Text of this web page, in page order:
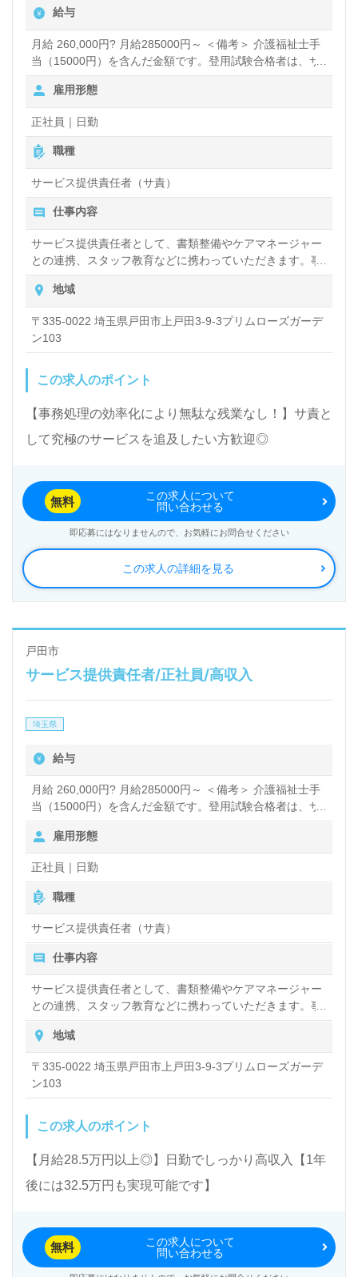
給与
月給 260,000円? 月給285000円～ ＜備考＞ 介護福祉士手
当（15000円）を含んだ金額です。登用試験合格者は、サ
ービス提供責任者（サービスリーダー）としての入社とな
ります。 月給260000円～ ＜備考＞ 介護福祉士手当
（15000円）を含んだ金額です。登用試験の点数が合格に
満たない場合は、常勤ヘルパー（サ責補佐）としてのご案
内となります。
雇用形態
正社員｜日勤
職種
サービス提供責任者（サ責）
仕事内容
サービス提供責任者として、書類整備やケアマネージャー
との連携、スタッフ教育などに携わっていただきます。事
務系の仕事だけではなく、日常的に介護サービスの提供も
行っていただきますので、お客様やご家族とも密にコミュ
ニケーションを取ることが多くなります。 ケアリッツに
は、サービス提供責任者に2つの職位を用意していますの
で、段階を追って、しっかり実力をつけていただく事がで
地域
〒335-0022 埼玉県戸田市上戸田3-9-3プリムローズガーデ
ン103
この求人のポイント
【事務処理の効率化により無駄な残業なし！】サ責と
して究極のサービスを追及したい方歓迎◎
この求人の詳細を見る
無料
この求人について
問い合わせる
即応募にはなりませんので、お気軽にお問合せください
戸田市
サービス提供責任者/正社員/高収入
埼玉県
給与
月給 260,000円? 月給285000円～ ＜備考＞ 介護福祉士手
当（15000円）を含んだ金額です。登用試験合格者は、サ
ービス提供責任者（サービスリーダー）としての入社とな
ります。 月給260000円～ ＜備考＞ 介護福祉士手当
（15000円）を含んだ金額です。登用試験の点数が合格に
満たない場合は、常勤ヘルパー（サ責補佐）としてのご案
内となります。
雇用形態
正社員｜日勤
職種
サービス提供責任者（サ責）
仕事内容
サービス提供責任者として、書類整備やケアマネージャー
との連携、スタッフ教育などに携わっていただきます。事
務系の仕事だけではなく、日常的に介護サービスの提供も
行っていただきますので、お客様やご家族とも密にコミュ
ニケーションを取ることが多くなります。 ケアリッツに
は、サービス提供責任者に2つの職位を用意していますの
で、段階を追って、しっかり実力をつけていただく事がで
地域
〒335-0022 埼玉県戸田市上戸田3-9-3プリムローズガーデ
ン103
この求人のポイント
【月給28.5万円以上◎】日勤でしっかり高収入【1年
後には32.5万円も実現可能です】
無料
この求人について
問い合わせる